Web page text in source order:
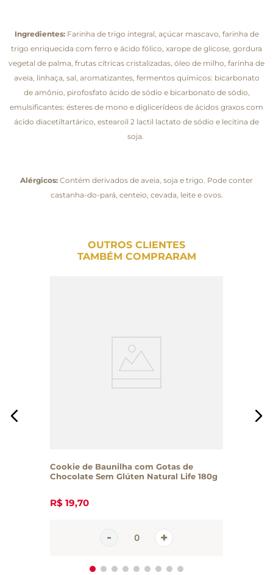
Ingredientes: Farinha de trigo integral, açúcar mascavo, farinha de
trigo enriquecida com ferro e ácido fólico, xarope de glicose, gordura
vegetal de palma, frutas cítricas cristalizadas, óleo de milho, farinha de
aveia, linhaça, sal, aromatizantes, fermentos químicos: bicarbonato
de amônio, pirofosfato ácido de sódio e bicarbonato de sódio,
emulsificantes: ésteres de mono e diglicerídeos de ácidos graxos com
ácido diacetiltartárico, estearoil 2 lactil lactato de sódio e lecitina de
soja.
Alérgicos: Contém derivados de aveia, soja e trigo. Pode conter
castanha-do-pará, centeio, cevada, leite e ovos.
OUTROS CLIENTES
TAMBÉM COMPRARAM
Cookie de Baunilha com Gotas de
Chocolate Sem Glúten Natural Life 180g
R$ 19,70